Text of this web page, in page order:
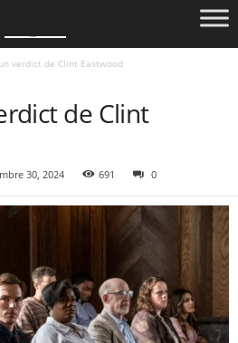
verdict de Clint Eastwood
de Clint
30, 2024 691 0